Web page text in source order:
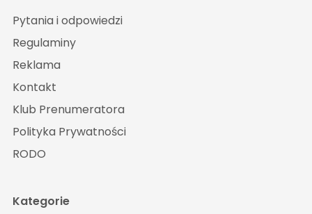
Pytania i odpowiedzi
Regulaminy
Reklama
Kontakt
Klub Prenumeratora
Polityka Prywatności
RODO
Kategorie